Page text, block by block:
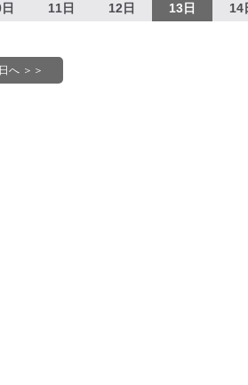
11日 12日 13日 14
へ ＞＞